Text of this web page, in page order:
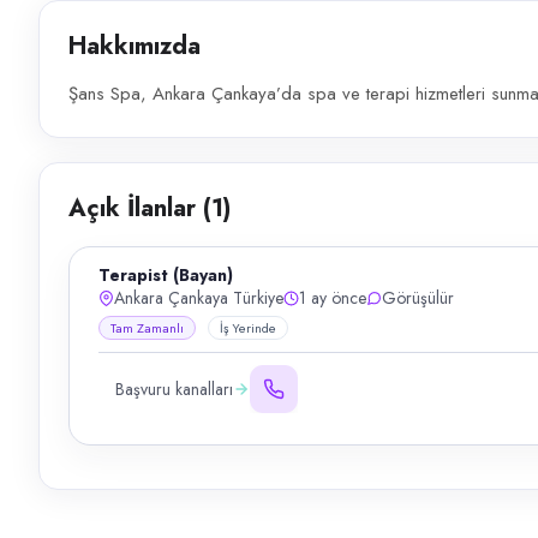
Hakkımızda
Şans Spa, Ankara Çankaya’da spa ve terapi hizmetleri
Açık İlanlar (1)
Terapist (Bayan)
Ankara Çankaya Türkiye
1 ay önce Görüşülür
Tam Zamanlı İş Yerinde
Başvuru kanalları